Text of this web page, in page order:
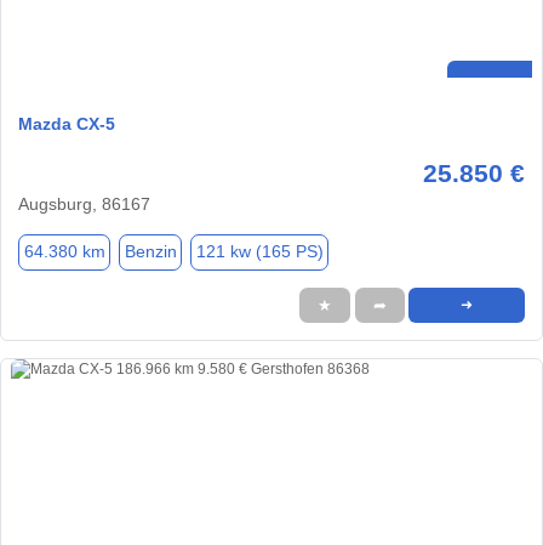
Mazda CX-5
25.850 €
Augsburg, 86167
64.380 km Benzin 121 kw (165 PS)
★ ➦ ➜